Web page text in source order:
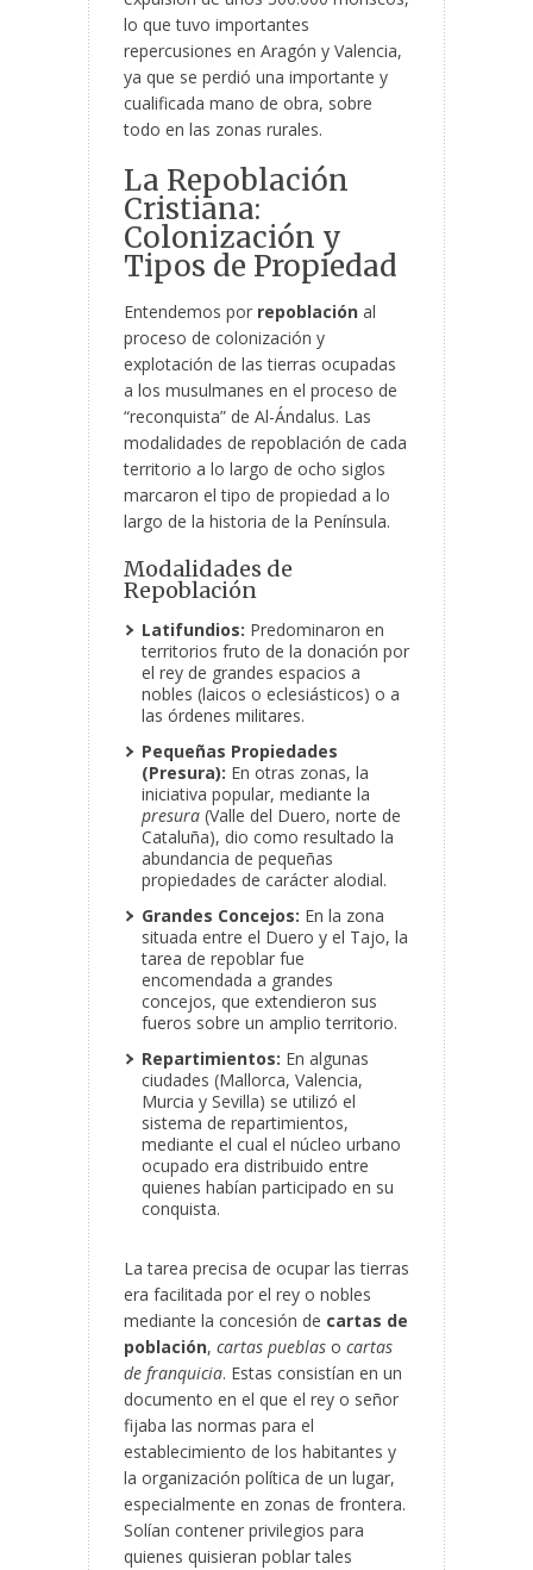
lo que tuvo importantes
repercusiones en Aragón y Valencia,
ya que se perdió una importante y
cualificada mano de obra, sobre
todo en las zonas rurales.
La Repoblación
Cristiana:
Colonización y
Tipos de Propiedad
Entendemos por repoblación al
proceso de colonización y
explotación de las tierras ocupadas
a los musulmanes en el proceso de
“reconquista” de Al-Ándalus. Las
modalidades de repoblación de cada
territorio a lo largo de ocho siglos
marcaron el tipo de propiedad a lo
largo de la historia de la Península.
Modalidades de
Repoblación
Latifundios: Predominaron en
territorios fruto de la donación por
el rey de grandes espacios a
nobles (laicos o eclesiásticos) o a
las órdenes militares.
Pequeñas Propiedades
(Presura): En otras zonas, la
iniciativa popular, mediante la
presura (Valle del Duero, norte de
Cataluña), dio como resultado la
abundancia de pequeñas
propiedades de carácter alodial.
Grandes Concejos: En la zona
situada entre el Duero y el Tajo, la
tarea de repoblar fue
encomendada a grandes
concejos, que extendieron sus
fueros sobre un amplio territorio.
Repartimientos: En algunas
ciudades (Mallorca, Valencia,
Murcia y Sevilla) se utilizó el
sistema de repartimientos,
mediante el cual el núcleo urbano
ocupado era distribuido entre
quienes habían participado en su
conquista.
La tarea precisa de ocupar las tierras
era facilitada por el rey o nobles
mediante la concesión de cartas de
población, cartas pueblas o cartas
de franquicia. Estas consistían en un
documento en el que el rey o señor
fijaba las normas para el
establecimiento de los habitantes y
la organización política de un lugar,
especialmente en zonas de frontera.
Solían contener privilegios para
quienes quisieran poblar tales